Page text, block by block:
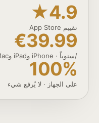
4.9★
تقييم App Store
€39.99
/سنوياً · iPhone وiPad وMac
100%
على الجهاز · لا يُرفع شيء